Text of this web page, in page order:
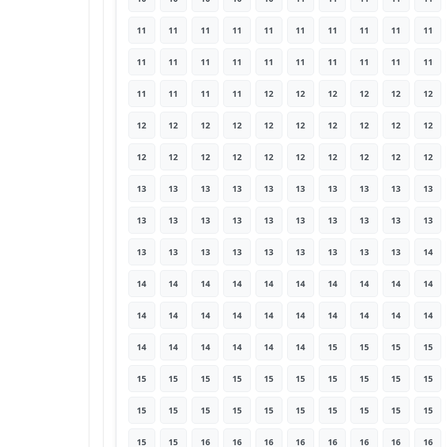
11 11 11 11 11 11 11 11 11 11
11 11 11 11 11 11 11 11 11 11
11 11 11 11 12 12 12 12 12 12
12 12 12 12 12 12 12 12 12 12
12 12 12 12 12 12 12 12 12 12
13 13 13 13 13 13 13 13 13 13
13 13 13 13 13 13 13 13 13 13
13 13 13 13 13 13 13 13 13 14
14 14 14 14 14 14 14 14 14 14
14 14 14 14 14 14 14 14 14 14
14 14 14 14 14 14 15 15 15 15
15 15 15 15 15 15 15 15 15 15
15 15 15 15 15 15 15 15 15 15
15 15 16 16 16 16 16 16 16 16